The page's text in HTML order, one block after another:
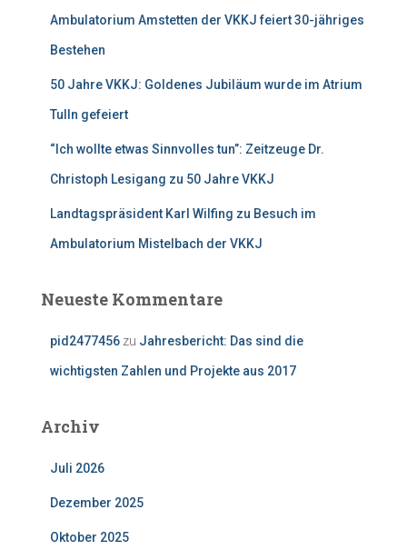
Ambulatorium Amstetten der VKKJ feiert 30-jähriges
Bestehen
50 Jahre VKKJ: Goldenes Jubiläum wurde im Atrium
Tulln gefeiert
“Ich wollte etwas Sinnvolles tun”: Zeitzeuge Dr.
Christoph Lesigang zu 50 Jahre VKKJ
Landtagspräsident Karl Wilfing zu Besuch im
Ambulatorium Mistelbach der VKKJ
Neueste Kommentare
pid2477456 zu Jahresbericht: Das sind die
wichtigsten Zahlen und Projekte aus 2017
Archiv
Juli 2026
Dezember 2025
Oktober 2025